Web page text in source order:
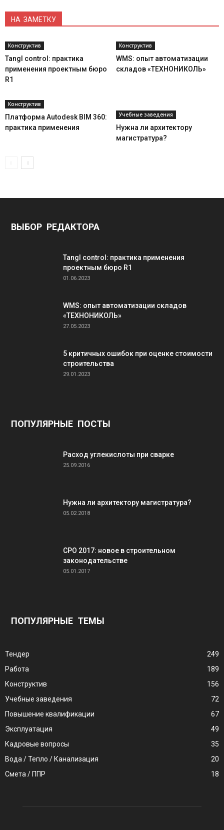
НА ЗАМЕТКУ
Конструктив
Tangl control: практика
применения проектным бюро
R1
Конструктив
WMS: опыт автоматизации
складов «ТЕХНОНИКОЛЬ»
Конструктив
Платформа Autodesk BIM 360:
практика применения
Учебные заведения
Нужна ли архитектору
магистратура?
ВЫБОР РЕДАКТОРА
Tangl control: практика применения
проектным бюро R1
01.06.2023
WMS: опыт автоматизации складов
«ТЕХНОНИКОЛЬ»
27.05.2023
5 критичных ошибок при оценке стоимости
строительства
29.01.2023
ПОПУЛЯРНЫЕ ПОСТЫ
Расход углекислоты при сварке
25.09.2016
Нужна ли архитектору магистратура?
05.02.2018
СРО 2017: новое в строительном
законодательстве
05.01.2017
ПОПУЛЯРНЫЕ ТЕМЫ
Тендер
249
Работа
189
Конструктив
156
Учебные заведения
72
Повышение квалификации
67
Эксплуатация
49
Кадровые вопросы
35
Вода / Тепло / Канализация
20
Смета / ППР
18